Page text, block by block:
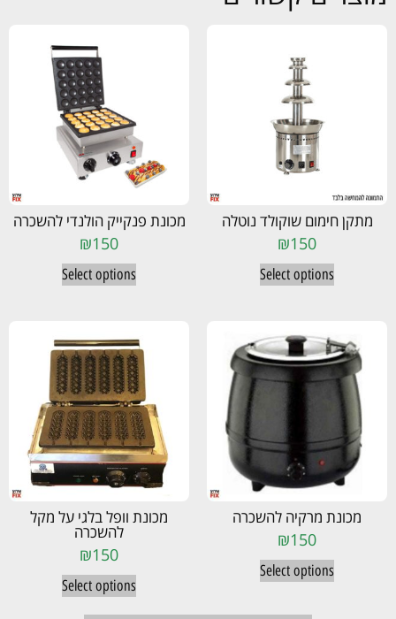
מתקן חימום שוקולד נוטלה
₪150
Select options
מכונת פנקייק הולנדי להשכרה
₪150
Select options
מכונת מרקיה להשכרה
₪150
Select options
מכונת וופל בלגי על מקל
להשכרה
₪150
Select options